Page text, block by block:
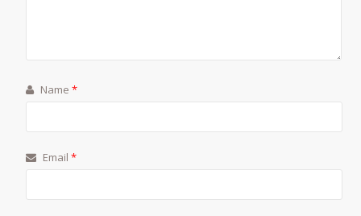
Name*
Email*